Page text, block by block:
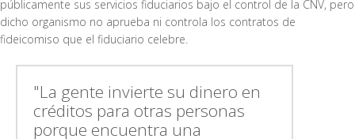
públicamente sus servicios fiduciarios bajo el control de la CNV, pero
dicho organismo no aprueba ni controla los contratos de
fideicomiso que el fiduciario celebre.
"La gente invierte su dinero en
créditos para otras personas
porque encuentra una